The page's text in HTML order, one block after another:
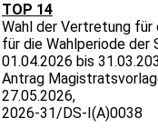
TOP 14
Wahl der Vertretung für
für die Wahlperiode
01.04.2026 bis
Antrag
27.05.2026,
2026-31/DS-I(A)0038